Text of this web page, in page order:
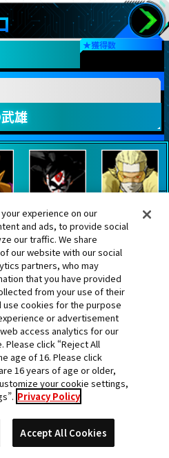
★獲得数
雄
：
紅き仮面のサイヤ
セルマックス：ＳＨ
日:2023年07月08日
experience on our
and ads, to provide social
our traffic. We share
our website with our social
partners, who may
that you have provided
from your use of their
use cookies for the purpose
or advertisement
access analytics for our
Please click “Reject All
age of 16. Please click
16 years of age or older,
your cookie settings,
Privacy Policy
Accept All Cookies